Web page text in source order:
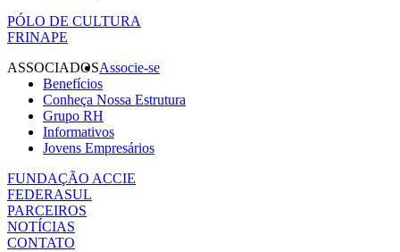
PÓLO DE CULTURA
FRINAPE
ASSOCIADOSAssocie-se
Benefícios
Conheça Nossa Estrutura
Grupo RH
Informativos
Jovens Empresários
FUNDAÇÃO ACCIE
FEDERASUL
PARCEIROS
NOTÍCIAS
CONTATO